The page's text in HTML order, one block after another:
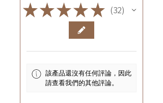
★★★★★ 32
32
該產品還沒有任何評論，因此
請查看我們的其他評論。